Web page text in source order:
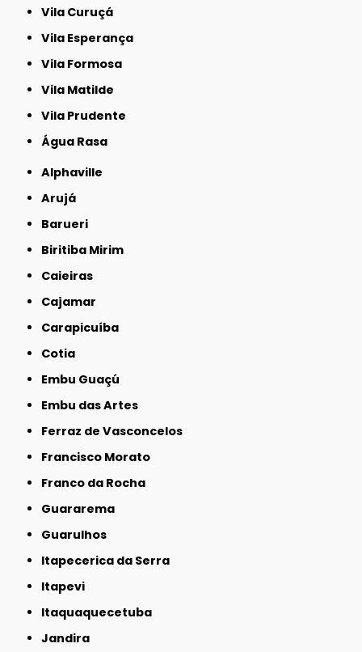
Vila Curuçá
Vila Esperança
Vila Formosa
Vila Matilde
Vila Prudente
Água Rasa
Alphaville
Arujá
Barueri
Biritiba Mirim
Caieiras
Cajamar
Carapicuíba
Cotia
Embu Guaçú
Embu das Artes
Ferraz de Vasconcelos
Francisco Morato
Franco da Rocha
Guararema
Guarulhos
Itapecerica da Serra
Itapevi
Itaquaquecetuba
Jandira